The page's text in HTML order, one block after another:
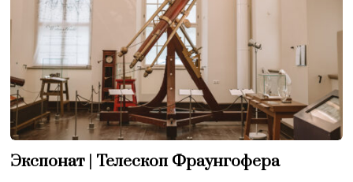
Экспонат | Телескоп Фраунгофера